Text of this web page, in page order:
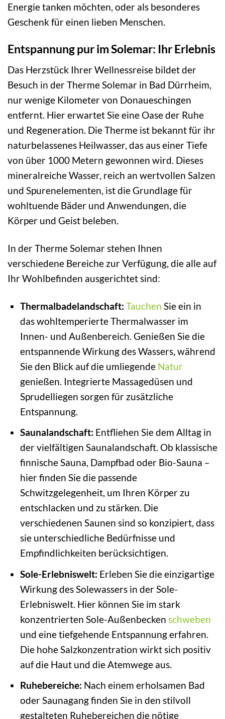
Energie tanken möchten, oder als besonderes
Geschenk für einen lieben Menschen.
Entspannung pur im Solemar: Ihr Erlebnis
Das Herzstück Ihrer Wellnessreise bildet der
Besuch in der Therme Solemar in Bad Dürrheim,
nur wenige Kilometer von Donaueschingen
entfernt. Hier erwartet Sie eine Oase der Ruhe
und Regeneration. Die Therme ist bekannt für ihr
naturbelassenes Heilwasser, das aus einer Tiefe
von über 1000 Metern gewonnen wird. Dieses
mineralreiche Wasser, reich an wertvollen Salzen
und Spurenelementen, ist die Grundlage für
wohltuende Bäder und Anwendungen, die
Körper und Geist beleben.
In der Therme Solemar stehen Ihnen
verschiedene Bereiche zur Verfügung, die alle auf
Ihr Wohlbefinden ausgerichtet sind:
Thermalbadelandschaft: Tauchen Sie ein in
das wohltemperierte Thermalwasser im
Innen- und Außenbereich. Genießen Sie die
entspannende Wirkung des Wassers, während
Sie den Blick auf die umliegende Natur
genießen. Integrierte Massagedüsen und
Sprudelliegen sorgen für zusätzliche
Entspannung.
Saunalandschaft: Entfliehen Sie dem Alltag in
der vielfältigen Saunalandschaft. Ob klassische
finnische Sauna, Dampfbad oder Bio-Sauna –
hier finden Sie die passende
Schwitzgelegenheit, um Ihren Körper zu
entschlacken und zu stärken. Die
verschiedenen Saunen sind so konzipiert, dass
sie unterschiedliche Bedürfnisse und
Empfindlichkeiten berücksichtigen.
Sole-Erlebniswelt: Erleben Sie die einzigartige
Wirkung des Solewassers in der Sole-
Erlebniswelt. Hier können Sie im stark
konzentrierten Sole-Außenbecken schweben
und eine tiefgehende Entspannung erfahren.
Die hohe Salzkonzentration wirkt sich positiv
auf die Haut und die Atemwege aus.
Ruhebereiche: Nach einem erholsamen Bad
oder Saunagang finden Sie in den stilvoll
gestalteten Ruhebereichen die nötige